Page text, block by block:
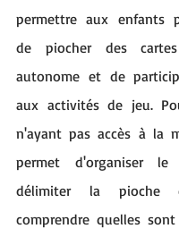
permettre aux enfants
de piocher des
autonome et de
aux activités de jeu.
n'ayant pas accès à la
permet d'organiser
délimiter la
comprendre quelles